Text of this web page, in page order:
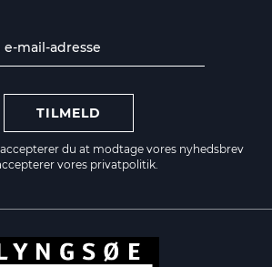
TILMELD
du at modtage vores nyhedsbrev
vores privatpolitik.